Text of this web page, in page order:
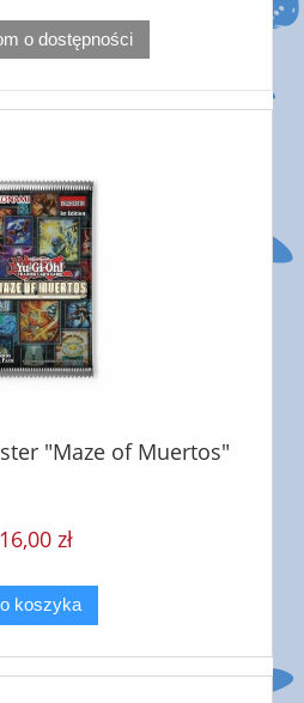
o dostępności
"Maze of Muertos"
16,00 zł
koszyka